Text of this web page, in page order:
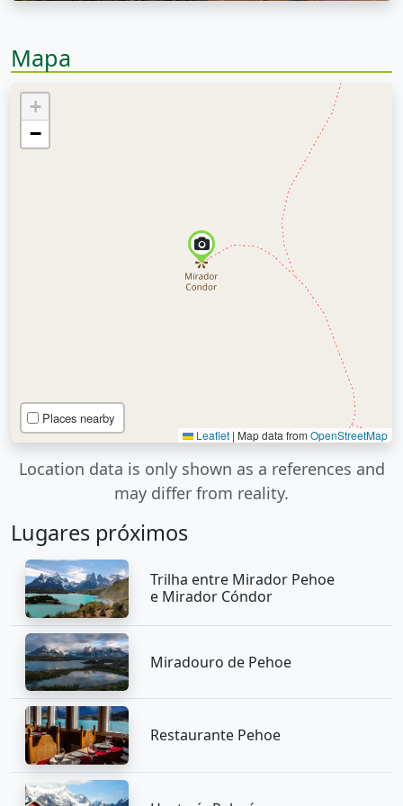
Mapa
+
−
Places nearby
Leaflet | Map data from OpenStreetMap
Location data is only shown as a references and
may differ from reality.
Lugares próximos
Trilha entre Mirador Pehoe
e Mirador Cóndor
Miradouro de Pehoe
Restaurante Pehoe